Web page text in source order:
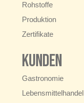
Rohstoffe
Produktion
Zertifikate
Kunden
Gastronomie
Lebensmittelhandel